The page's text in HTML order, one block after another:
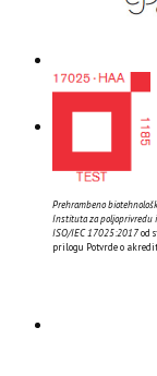
Prehrambeno
Instituta za poljoprivredu
ISO/IEC 17025:2017od
prilogu Potvrde o